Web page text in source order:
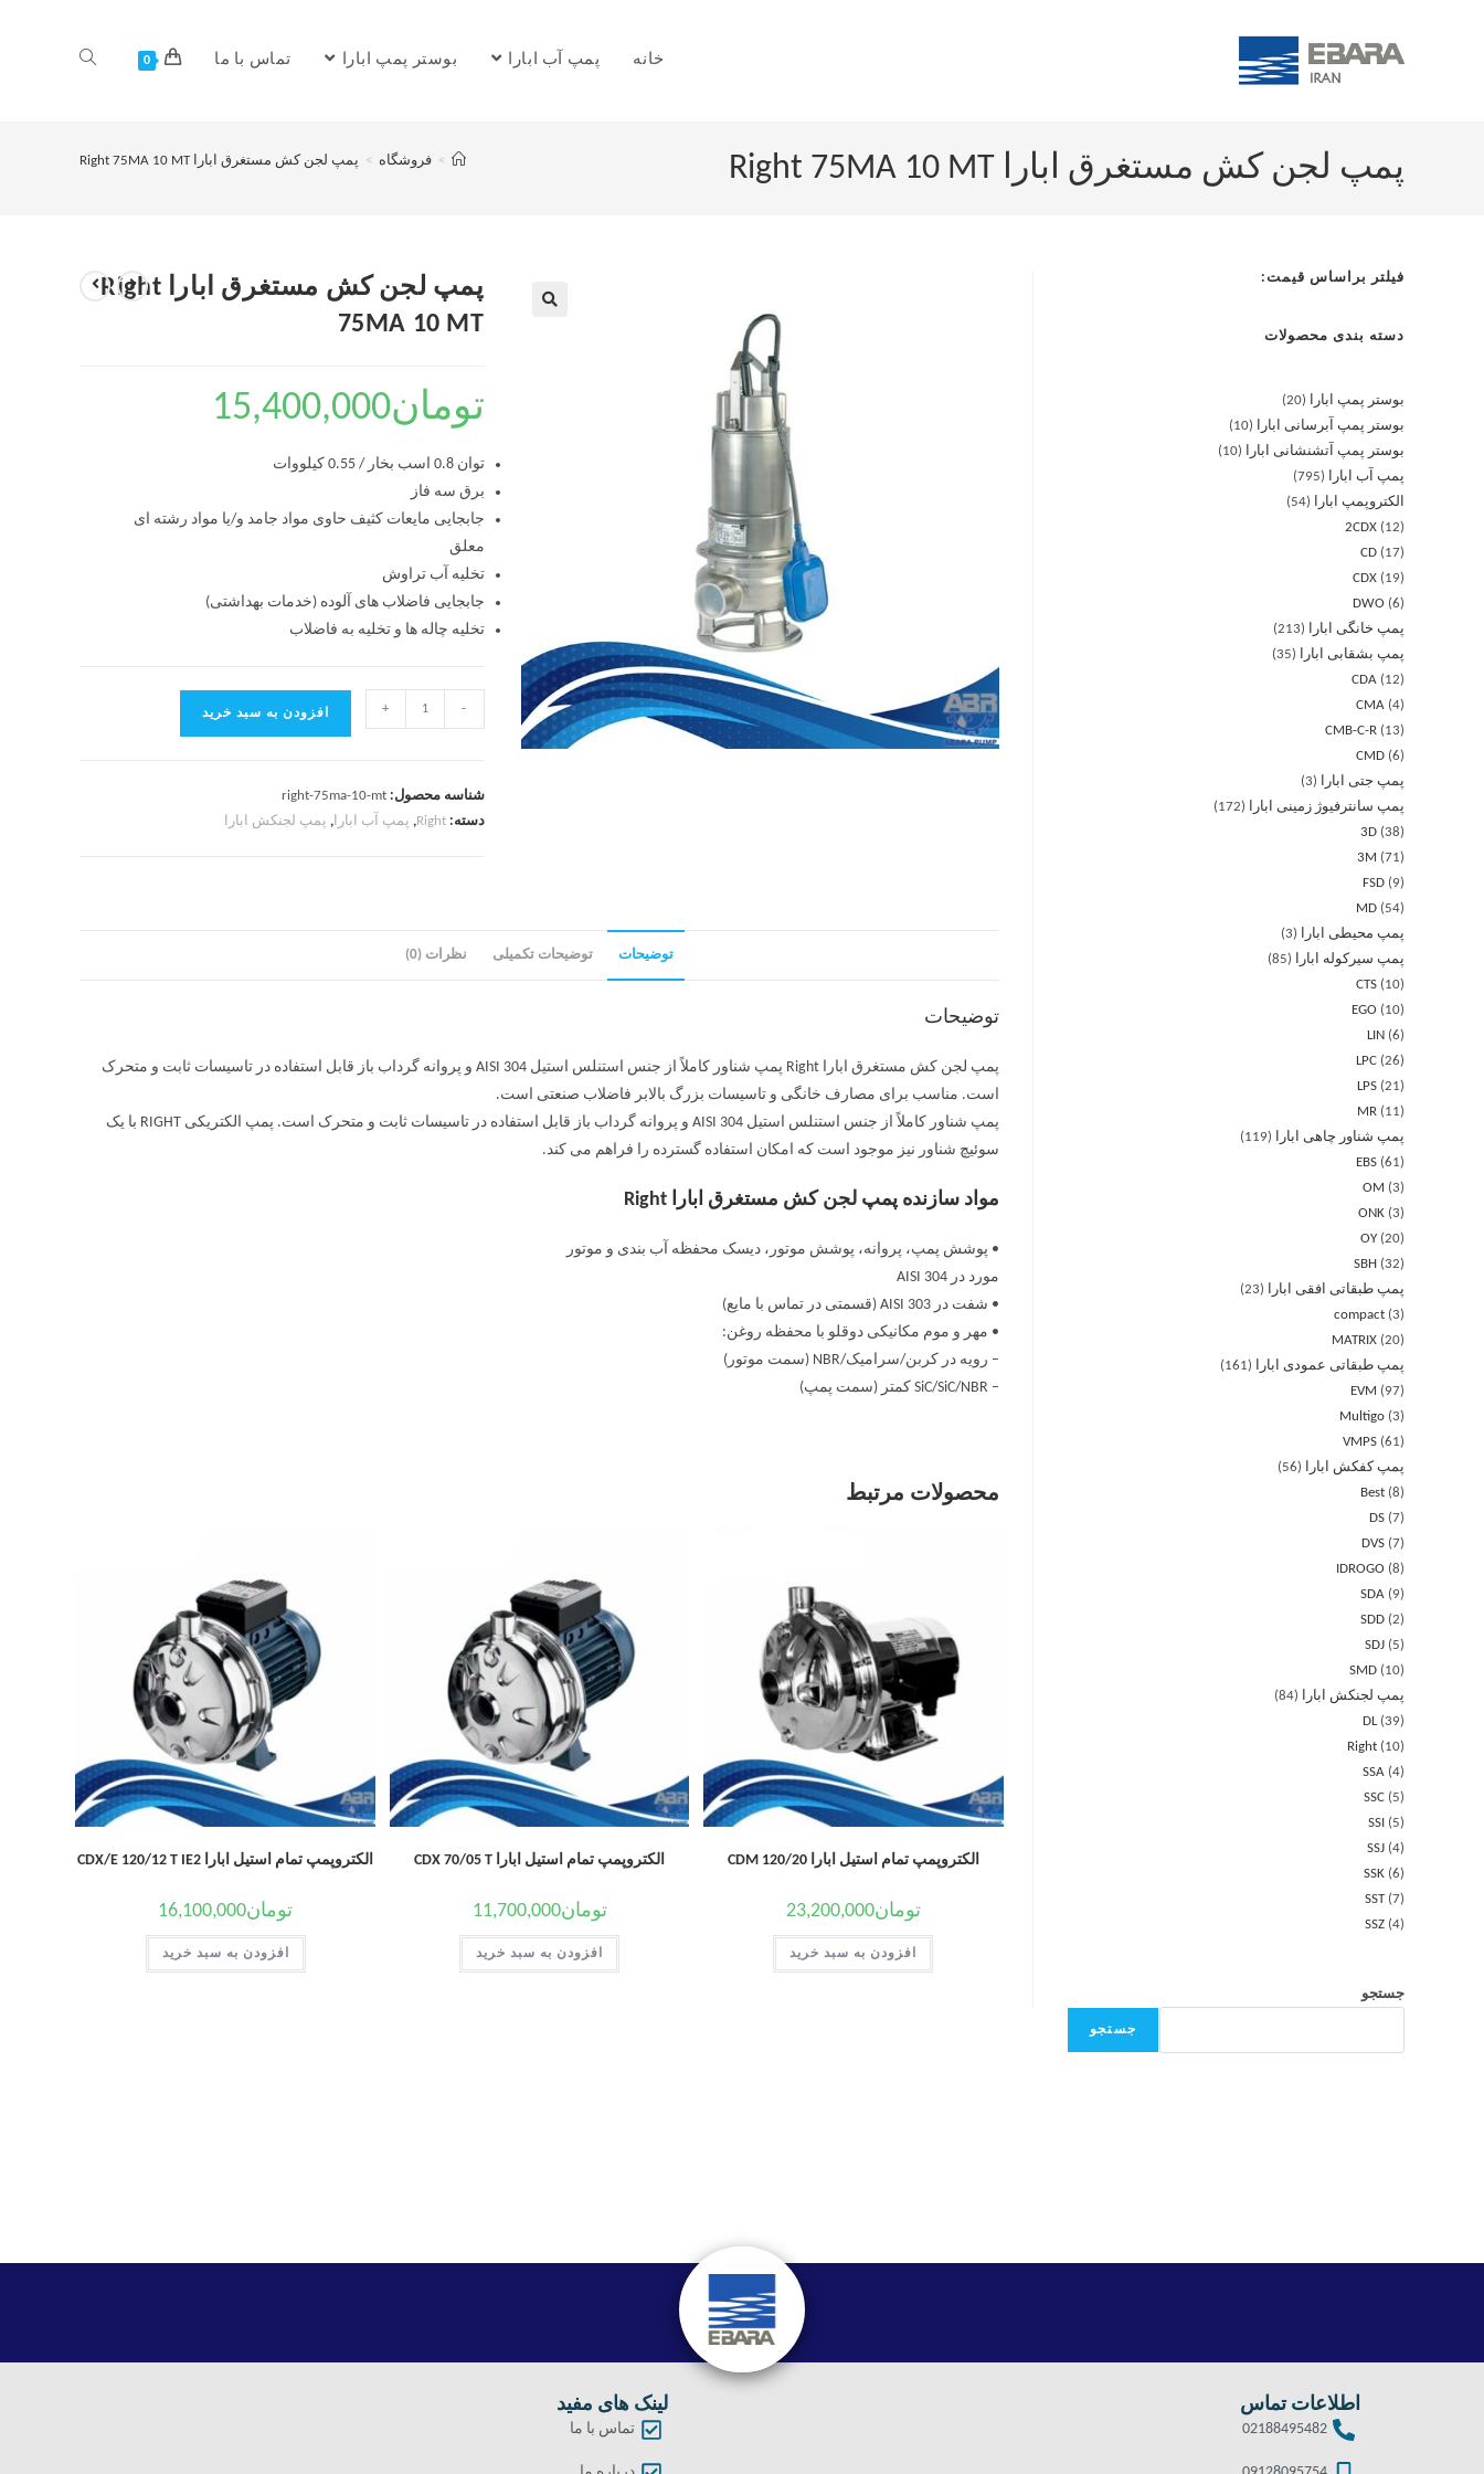
خانه پمپ آب ابارا بوستر پمپ ابارا تماس با ما 0
پمپ لجن کش مستغرق ابارا Right 75MA 10 MT > فروشگاه > پمپ لجن کش مستغرق ابارا Right 75MA 10 MT
پمپ لجن کش مستغرق ابارا Right
75MA 10 MT
تومان15,400,000
توان 0.8 اسب بخار / 0.55 کیلووات
برق سه فاز
جابجایی مایعات کثیف حاوی مواد جامد و/یا مواد رشته ای
معلق
تخلیه آب تراوش
جابجایی فاضلاب های آلوده (خدمات بهداشتی)
تخلیه چاله ها و تخلیه به فاضلاب
-
+ افزودن به سبد خرید
شناسه محصول:right-75ma-10-mt
دسته:Right
, پمپ آب ابارا, پمپ لجنکش ابارا
توضیحات توضیحات تکمیلی نظرات (0)
توضیحات
پمپ لجن کش مستغرق ابارا Right پمپ شناور کاملاً از جنس استنلس استیل AISI 304 و پروانه گرداب باز قابل استفاده در تاسیسات ثابت و متحرک
است. مناسب برای مصارف خانگی و تاسیسات بزرگ بالابر فاضلاب صنعتی است.
پمپ شناور کاملاً از جنس استنلس استیل AISI 304 و پروانه گرداب باز قابل استفاده در تاسیسات ثابت و متحرک است. پمپ الکتریکی RIGHT با یک
سوئیچ شناور نیز موجود است که امکان استفاده گسترده را فراهم می کند.
مواد سازنده پمپ لجن کش مستغرق ابارا Right
• پوشش پمپ، پروانه، پوشش موتور، دیسک محفظه آب بندی و موتور
مورد در AISI 304
• شفت در AISI 303 (قسمتی در تماس با مایع)
• مهر و موم مکانیکی دوقلو با محفظه روغن:
– رویه در کربن/سرامیک/NBR (سمت موتور)
– SiC/SiC/NBR کمتر (سمت پمپ)
محصولات مرتبط
الکتروپمپ تمام استیل ابارا CDM 120/20
تومان23,200,000
افزودن به سبد خرید
الکتروپمپ تمام استیل ابارا CDX 70/05 T
تومان11,700,000
افزودن به سبد خرید
الکتروپمپ تمام استیل ابارا CDX/E 120/12 T IE2
تومان16,100,000
افزودن به سبد خرید
فیلتر براساس قیمت:
دسته بندی محصولات
بوستر پمپ ابارا
20
بوستر پمپ آبرسانی ابارا
10
بوستر پمپ آتشنشانی ابارا
10
پمپ آب ابارا
795
الکتروپمپ ابارا
54
2CDX
12
CD
17
CDX
19
DWO
6
پمپ خانگی ابارا
213
پمپ بشقابی ابارا
35
CDA
12
CMA 4
CMB-C-R
13
CMD 6
پمپ جتی ابارا
3
پمپ سانترفیوژ زمینی ابارا
172
3D 38
3M
71
FSD
9
MD
54
پمپ محیطی ابارا
3
پمپ سیرکوله ابارا
85
CTS
10
EGO
10
LIN 6
LPC 26
LPS 21
MR
11
پمپ شناور چاهی ابارا
119
EBS 61
OM
3
ONK 3
OY 20
SBH 32
پمپ طبقاتی افقی ابارا
23
compact 3
MATRIX 20
پمپ طبقاتی عمودی ابارا
161
EVM
97
Multigo 3
VMPS 61
پمپ کفکش ابارا
56
Best 8
DS 7
DVS 7
IDROGO
8
SDA
9
SDD 2
SDJ
5
SMD
10
پمپ لجنکش ابارا
84
DL 39
Right
10
SSA 4
SSC
5
SSI
5
SSJ 4
SSK 6
SST 7
SSZ 4
جستجو
جستجو
اطلاعات تماس
02188495482
لینک های مفید
تماس با ما